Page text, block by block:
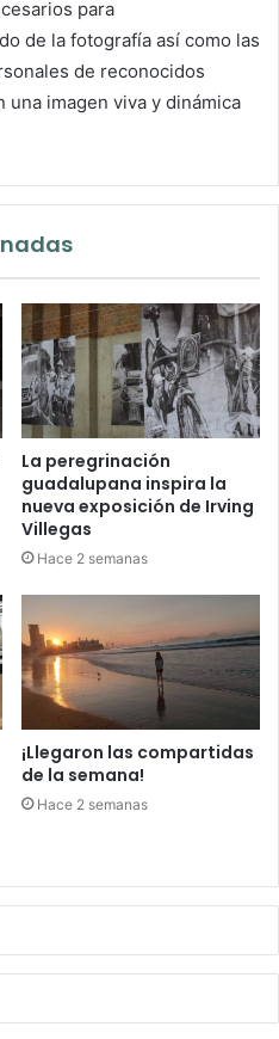
para
de la fotografía así como las
de reconocidos
imagen viva y dinámica
La peregrinación
guadalupana inspira la
nueva exposición de Irving
Villegas
Hace 2 semanas
¡Llegaron las compartidas
de la semana!
Hace 2 semanas